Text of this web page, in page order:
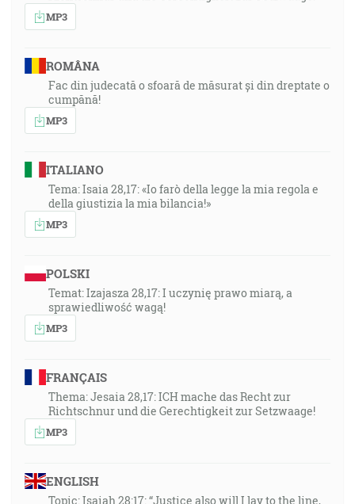
MP3
ROMÂNA
Fac din judecată o sfoară de măsurat și din dreptate o
cumpănă!
MP3
ITALIANO
Tema: Isaia 28,17: «Io farò della legge la mia regola e
della giustizia la mia bilancia!»
MP3
POLSKI
Temat: Izajasza 28,17: I uczynię prawo miarą, a
sprawiedliwość wagą!
MP3
FRANÇAIS
Thema: Jesaia 28,17: ICH mache das Recht zur
Richtschnur und die Gerechtigkeit zur Setzwaage!
MP3
ENGLISH
Topic: Isaiah 28:17: “Justice also will I lay to the line,